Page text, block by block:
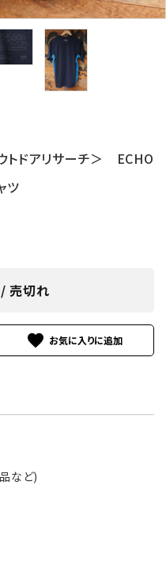
ドアリサーチ＞ ECHO
ツ
売切れ
favorite
など)